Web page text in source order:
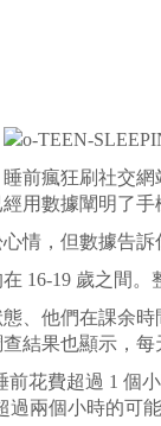
瘋狂刷社交網
用數據闡明了手
，但數據告訴
16-19 歲之間。
他們在課余時
結果也顯示，
費超過 1 個
過兩個小時的可